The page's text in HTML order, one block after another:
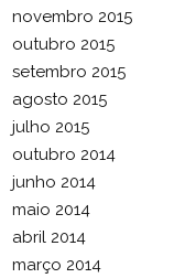
novembro 2015
outubro 2015
setembro 2015
agosto 2015
julho 2015
outubro 2014
junho 2014
maio 2014
abril 2014
março 2014